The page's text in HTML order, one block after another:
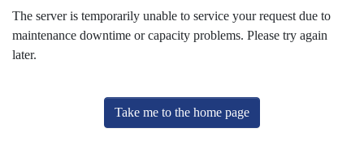
The server is temporarily unable to service your request due to
maintenance downtime or capacity problems. Please try again
later.
Take me to the home page